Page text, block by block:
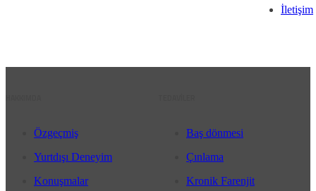
İletişim
Özgeçmiş
Yurtdışı Deneyim
Konuşmalar
Baş dönmesi
Çınlama
Kronik Farenjit